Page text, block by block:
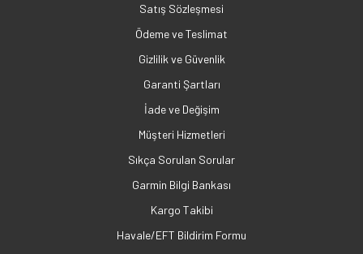
Satış Sözleşmesi
Ödeme ve Teslimat
Gizlilik ve Güvenlik
Garanti Şartları
İade ve Değişim
Müşteri Hizmetleri
Sıkça Sorulan Sorular
Garmin Bilgi Bankası
Kargo Takibi
Havale/EFT Bildirim Formu